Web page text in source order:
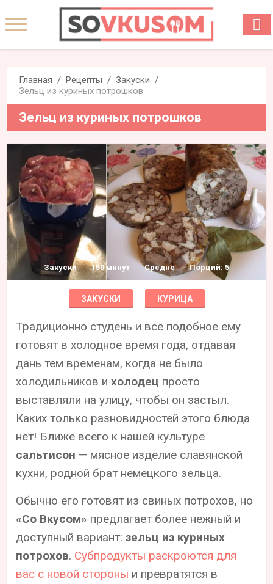
Главная Рецепты
Закуски
Зельц из куриных потрошков
Зельц из куриных потрошков
Закуски 150 минут Средне Порций: 5
ЗАКУСКИ КУРИЦА
Традиционно студень и всё подобное ему
готовят в холодное время года, отдавая
дань тем временам, когда не было
холодильников ихолодец просто
выставляли на улицу, чтобы он застыл.
Каких только разновидностей этого блюда
нет! Ближе всего к нашей культуре
сальтисон — мясное изделие славянской
кухни, родной брат немецкого зельца.
Обычно его готовят из свиных потрохов, но
«Со Вкусом» предлагает более нежный и
доступный вариант:зельц из куриных
потрохов. Субпродукты раскроются для
вас с новой стороны и превратятся в